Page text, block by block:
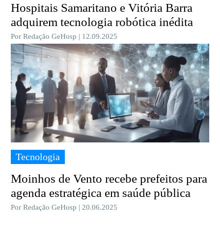
Hospitais Samaritano e Vitória Barra
adquirem tecnologia robótica inédita
Por Redação GeHosp | 12.09.2025
Tecnologia
Moinhos de Vento recebe prefeitos para
agenda estratégica em saúde pública
Por Redação GeHosp | 20.06.2025